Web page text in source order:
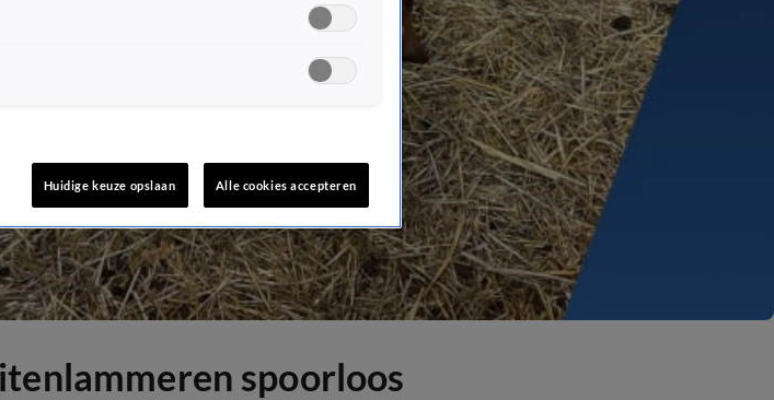
spoorloos
Huidige keuze opslaan Alle cookies accepteren